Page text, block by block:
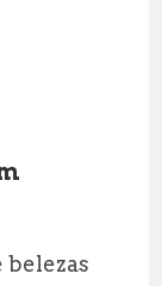
belezas